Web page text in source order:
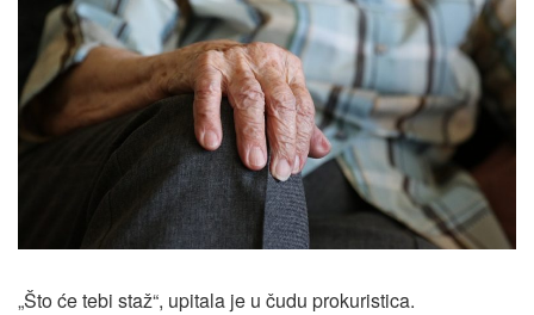
„Što će tebi staž“, upitala je u čudu prokuristica.